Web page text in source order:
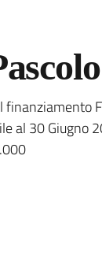
al 30 Giugno